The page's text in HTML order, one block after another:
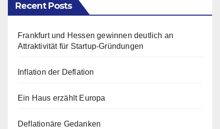
Recent Posts
Frankfurt und Hessen gewinnen deutlich an
Attraktivität für Startup-Gründungen
Inflation der Deflation
Ein Haus erzählt Europa
Deflationäre Gedanken